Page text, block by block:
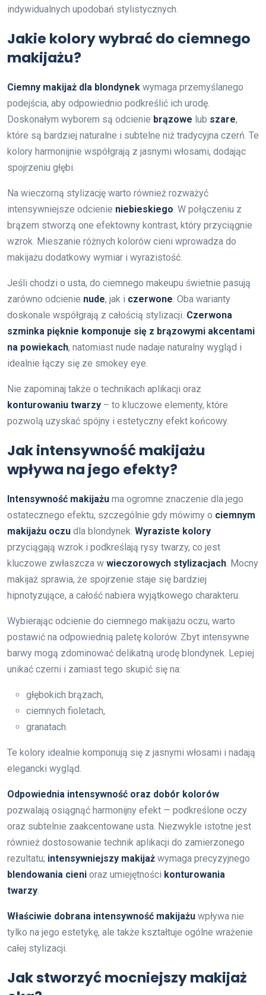
indywidualnych upodobań stylistycznych.
Jakie kolory wybrać do ciemnego
makijażu?
Ciemny makijaż dla blondynek wymaga przemyślanego
podejścia, aby odpowiednio podkreślić ich urodę.
Doskonałym wyborem są odcienie brązowe lub szare,
które są bardziej naturalne i subtelne niż tradycyjna czerń. Te
kolory harmonijnie współgrają z jasnymi włosami, dodając
spojrzeniu głębi.
Na wieczorną stylizację warto również rozważyć
intensywniejsze odcienie niebieskiego. W połączeniu z
brązem stworzą one efektowny kontrast, który przyciągnie
wzrok. Mieszanie różnych kolorów cieni wprowadza do
makijażu dodatkowy wymiar i wyrazistość.
Jeśli chodzi o usta, do ciemnego makeupu świetnie pasują
zarówno odcienie nude, jak i czerwone. Oba warianty
doskonale współgrają z całością stylizacji. Czerwona
szminka pięknie komponuje się z brązowymi akcentami
na powiekach, natomiast nude nadaje naturalny wygląd i
idealnie łączy się ze smokey eye.
Nie zapominaj także o technikach aplikacji oraz
konturowaniu twarzy – to kluczowe elementy, które
pozwolą uzyskać spójny i estetyczny efekt końcowy.
Jak intensywność makijażu
wpływa na jego efekty?
Intensywność makijażu ma ogromne znaczenie dla jego
ostatecznego efektu, szczególnie gdy mówimy o ciemnym
makijażu oczu dla blondynek. Wyraziste kolory
przyciągają wzrok i podkreślają rysy twarzy, co jest
kluczowe zwłaszcza w wieczorowych stylizacjach. Mocny
makijaż sprawia, że spojrzenie staje się bardziej
hipnotyzujące, a całość nabiera wyjątkowego charakteru.
Wybierając odcienie do ciemnego makijażu oczu, warto
postawić na odpowiednią paletę kolorów. Zbyt intensywne
barwy mogą zdominować delikatną urodę blondynek. Lepiej
unikać czerni i zamiast tego skupić się na:
głębokich brązach,
ciemnych fioletach,
granatach.
Te kolory idealnie komponują się z jasnymi włosami i nadają
elegancki wygląd.
Odpowiednia intensywność oraz dobór kolorów
pozwalają osiągnąć harmonijny efekt — podkreślone oczy
oraz subtelnie zaakcentowane usta. Niezwykle istotne jest
również dostosowanie technik aplikacji do zamierzonego
rezultatu; intensywniejszy makijaż wymaga precyzyjnego
blendowania cieni oraz umiejętności konturowania
twarzy.
Właściwie dobrana intensywność makijażu wpływa nie
tylko na jego estetykę, ale także kształtuje ogólne wrażenie
całej stylizacji.
Jak stworzyć mocniejszy makijaż